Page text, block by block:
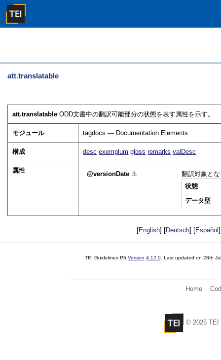
att.translatable
att.translatable ODD文書中の翻訳可能部分の状態を表す属性を示す。
モジュール tagdocs — Documentation Elements
構成 desc exemplum gloss remarks valDesc
属性 versionDate ⚓︎
翻訳対象と
状態
データ型
[English] [Deutsch] [Español
TEI Guidelines P5 Version 4.12.0. Last updated on 28th
Home
© 2025